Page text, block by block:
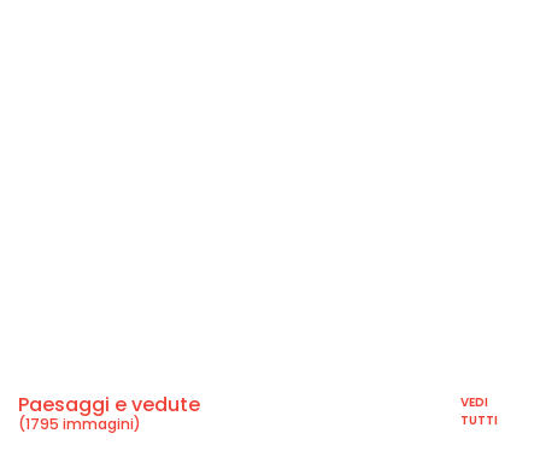
Paesaggi e vedute
(1795 immagini)
VEDI
TUTTI